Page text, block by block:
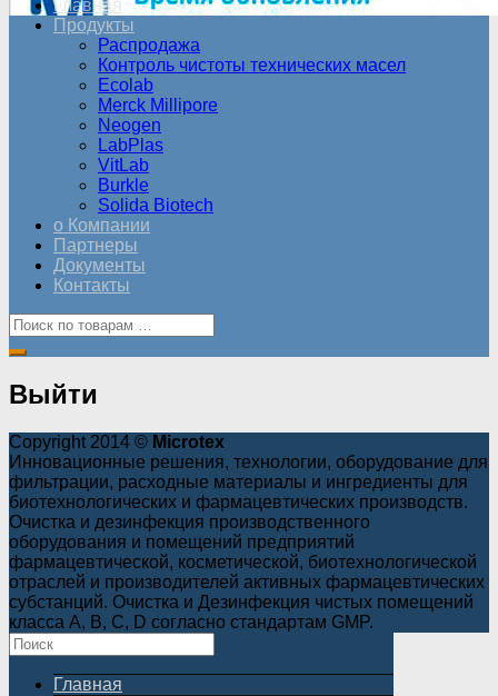
Главная
Продукты
Распродажа
Контроль чистоты технических масел
Ecolab
Merck Millipore
Neogen
LabPlas
VitLab
Burkle
Solida Biotech
о Компании
Партнеры
Документы
Контакты
Выйти
Copyright 2014 © Microtex
Инновационные решения, технологии, оборудование для
фильтрации, расходные материалы и ингредиенты для
биотехнологических и фармацевтических производств.
Очистка и дезинфекция производственного
оборудования и помещений предприятий
фармацевтической, косметической, биотехнологической
отраслей и производителей активных фармацевтических
субстанций. Очистка и Дезинфекция чистых помещений
класса A, B, C, D согласно стандартам GMP.
Главная